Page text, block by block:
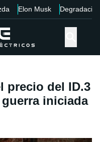
Elon Musk Degradación
precio del ID.3
iniciada